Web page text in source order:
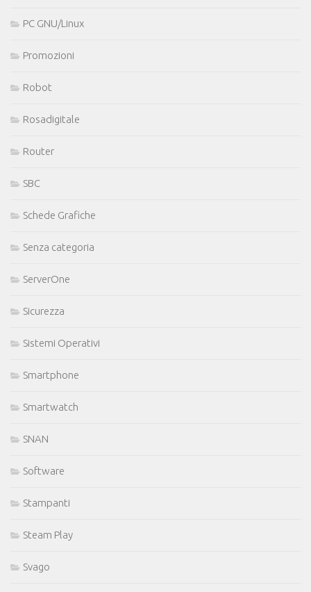
PC GNU/Linux
Promozioni
Robot
Rosadigitale
Router
SBC
Schede Grafiche
Senza categoria
ServerOne
Sicurezza
Sistemi Operativi
Smartphone
Smartwatch
SNAN
Software
Stampanti
Steam Play
Svago